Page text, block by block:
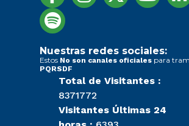
Nuestras redes sociales:
Estos No son canales oficiales para
PQRSDF
Total de Visitantes :
8371772
Visitantes Últimas 24